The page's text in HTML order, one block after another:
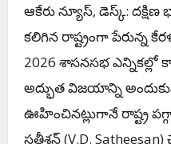
ఆకేరు న్యూస్, డెస్క్:
కలిగిన రాష్ట్రంగా పేరున్న
2026 శాసనసభ ఎన్నికల్లో
అద్భుత విజయాన్ని
ఊహించినట్లుగానే రాష్ట్ర
సతీశన్ (V.D.